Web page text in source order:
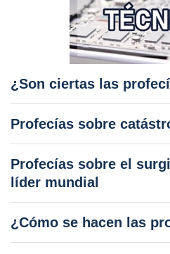
¿Son ciertas las
Profecías sobre
Profecías sobre el
líder mundial
¿Cómo se hacen las